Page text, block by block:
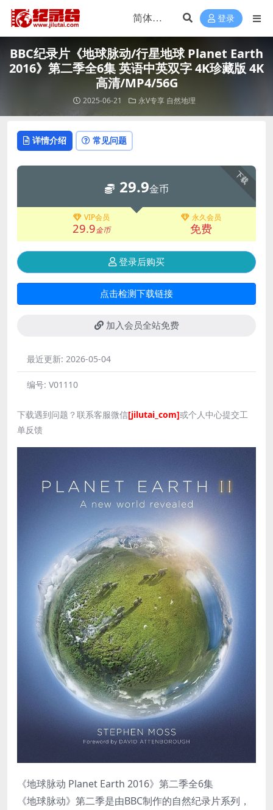
登录
BBC纪录片《地球脉动/行星地球 Planet Earth
2016》第二季全6集 英语中英双字 4K珍藏版 4K
高清/MP4/56G
2025-06-21 永V专享 自然地理
详情介绍 常见问题
下载
29.9金币
VIP会员
29.9金币
永久会员
免费
登录后购买
点击检测下载链接
加入会员全站免费
最近更新: 2026-05-04
编号: V01110
下载遇到问题？联系客服微信[jilutai_com]或个人中心提交工
单反馈
《地球脉动 Planet Earth 2016》第二季全6集
《地球脉动》第二季是由BBC制作的自然纪录片系列，